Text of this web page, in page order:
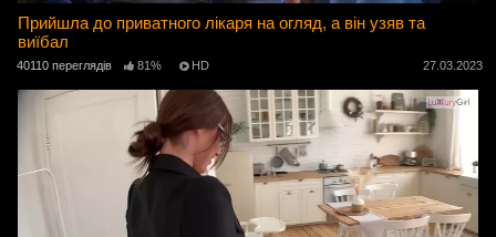
Прийшла до приватного лікаря на огляд, а він узяв та
виїбал
40110 переглядів 81% HD 27.03.2023